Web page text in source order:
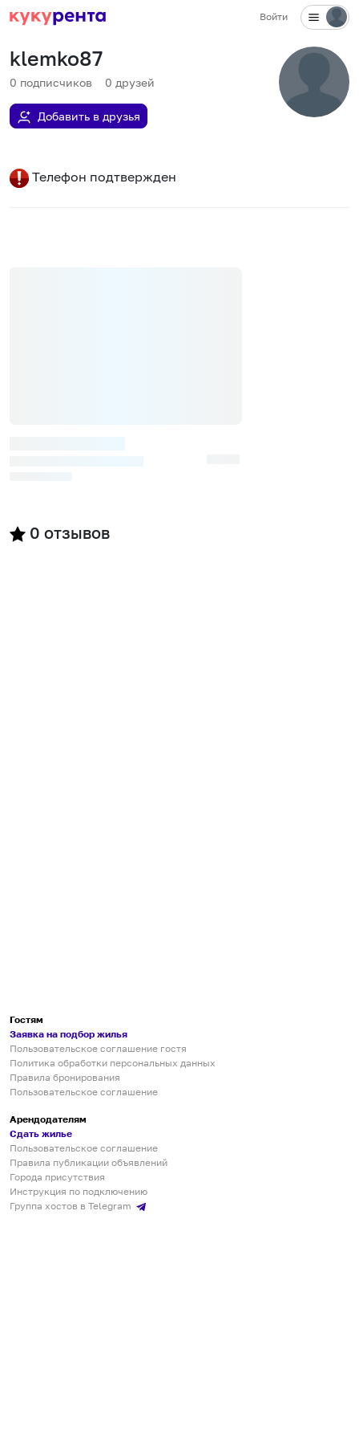
Войти
klemko87
0 подписчиков 0 друзей
Добавить в друзья
Телефон подтвержден
0 отзывов
Гостям
Заявка на подбор жилья
Пользовательское соглашение гостя
Политика обработки персональных данных
Правила бронирования
Пользовательское соглашение
Арендодателям
Сдать жилье
Пользовательское соглашение
Правила публикации объявлений
Города присутствия
Инструкция по подключению
Группа хостов в Telegram